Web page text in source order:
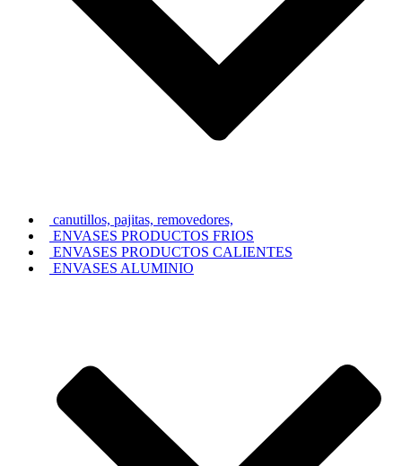
canutillos, pajitas, removedores,
ENVASES PRODUCTOS FRIOS
ENVASES PRODUCTOS CALIENTES
ENVASES ALUMINIO